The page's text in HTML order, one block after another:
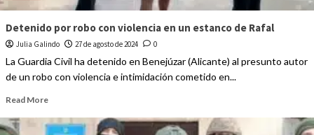
Detenido por robo con violencia en un estanco de Rafal
Julia Galindo 27 de agosto de 2024 0
La Guardia Civil ha detenido en Benejúzar (Alicante) al presunto autor
de un robo con violencia e intimidación cometido en...
Read More